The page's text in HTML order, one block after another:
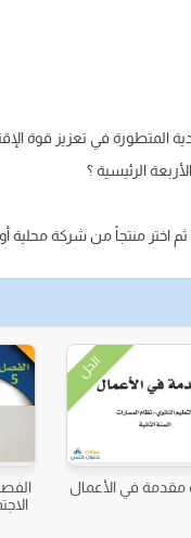
في تعزيز قوة
الرئيسية ؟
ثم اختر منتجاً من شركة
الحل
في الأعمال